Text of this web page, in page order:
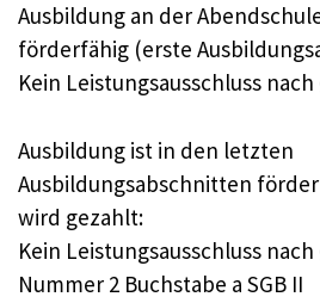
Ausbildung an der
förderfähig (erste
Kein Leistungsausschluss nach
Ausbildung ist in den letzten
Ausbildungsabschnitten
wird gezahlt:
Kein Leistungsausschluss nach
Nummer 2 Buchstabe a SGB II